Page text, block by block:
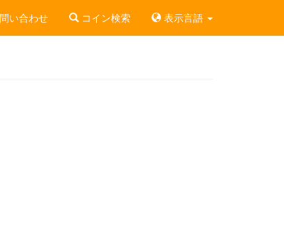
い合わせ コイン検索 表示言語